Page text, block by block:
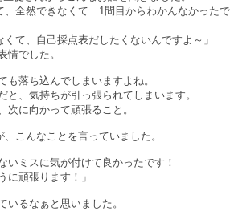
、全然できなくて…1問目からわかんなかったで
て、自己採点表だしたくないんですよ～」
情でした。
も落ち込んでしまいますよね。
と、気持ちが引っ張られてしまいます。
次に向かって頑張ること。
こんなことを言っていました。
いミスに気が付けて良かったです！
に頑張ります！」
いるなぁと思いました。